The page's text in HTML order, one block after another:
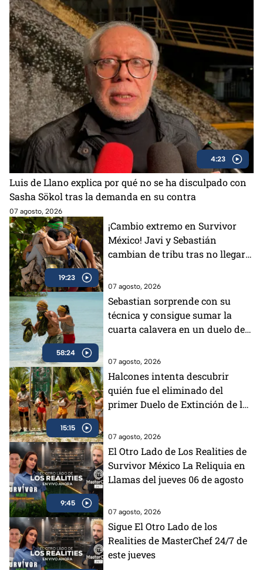
4:23
Luis de Llano explica por qué no se ha disculpado con
Sasha Sökol tras la demanda en su contra
07 agosto, 2026
19:23
¡Cambio extremo en Survivor
México! Javi y Sebastián
cambian de tribu tras no llegar a
07 agosto, 2026
58:24
Sebastian sorprende con su
técnica y consigue sumar la
cuarta calavera en un duelo de
07 agosto, 2026
15:15
Halcones intenta descubrir
quién fue el eliminado del
primer Duelo de Extinción de la
07 agosto, 2026
9:45
El Otro Lado de Los Realities de
Survivor México La Reliquia en
Llamas del jueves 06 de agosto
07 agosto, 2026
Sigue El Otro Lado de los
Realities de MasterChef 24/7 de
este jueves